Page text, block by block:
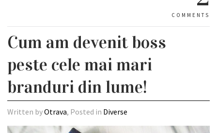
COMMENTS
Cum am devenit boss
peste cele mai mari
branduri din lume!
Written byOtrava, Posted in Diverse